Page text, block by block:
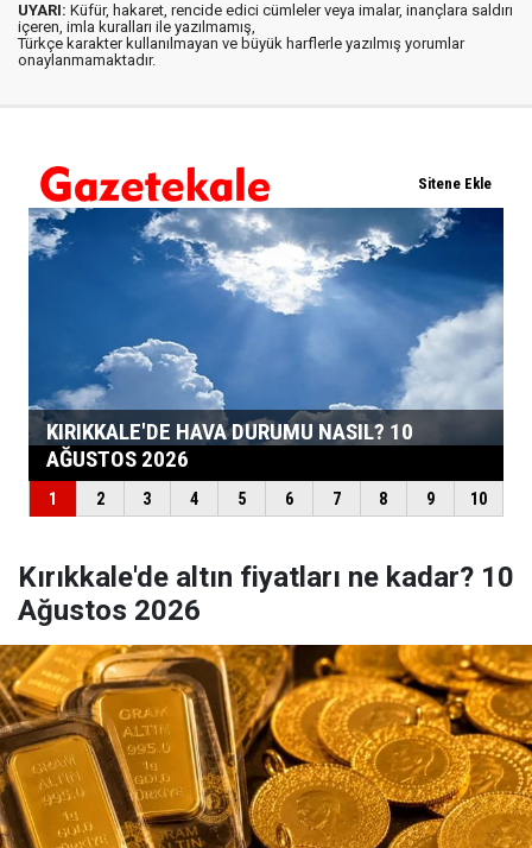
UYARI: Küfür, hakaret, rencide edici cümleler veya imalar, inançlara saldırı
içeren, imla kuralları ile yazılmamış,
Türkçe karakter kullanılmayan ve büyük harflerle yazılmış yorumlar
onaylanmamaktadır.
Kırıkkale'de altın fiyatları ne kadar? 10
Ağustos 2026